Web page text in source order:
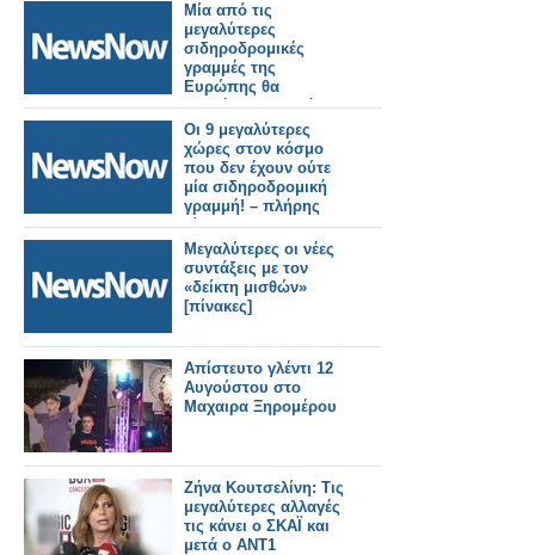
Μία από τις
μεγαλύτερες
σιδηροδρομικές
γραμμές της
Ευρώπης θα
ξεκινήσει τον επόμενο
μήνα, συνδέοντας
πολλές μεγάλες
πόλεις.
Οι 9 μεγαλύτερες
χώρες στον κόσμο
που δεν έχουν ούτε
μία σιδηροδρομική
γραμμή! – πλήρης
λίστα!
Μεγαλύτερες οι νέες
συντάξεις με τον
«δείκτη μισθών»
[πίνακες]
Απίστευτο γλέντι 12
Αυγούστου στο
Μαχαιρα Ξηρομέρου
Ζήνα Κουτσελίνη: Τις
μεγαλύτερες αλλαγές
τις κάνει ο ΣΚΑΪ και
μετά ο ΑΝΤ1